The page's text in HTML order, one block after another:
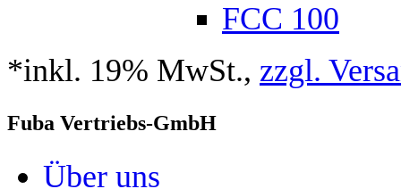
FCC 100
*inkl. 19% MwSt., zzgl.
Fuba Vertriebs-GmbH
Über uns